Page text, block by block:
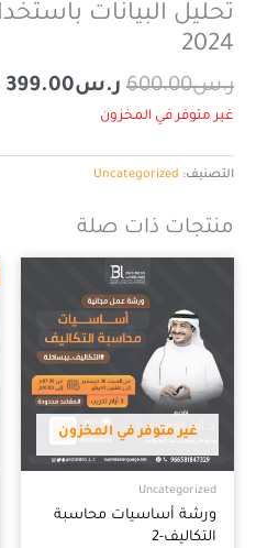
2024
ر.س600.00 ر.س399.00
غير متوفر في المخزون
التصنيف: Uncategorized
منتجات ذات صلة
غير متوفر في المخزون
Uncategorized
ورشة أساسيات محاسبة
التكاليف-2